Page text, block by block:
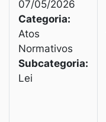
07/05/2026
Categoria:
Atos
Normativos
Subcategoria:
Lei